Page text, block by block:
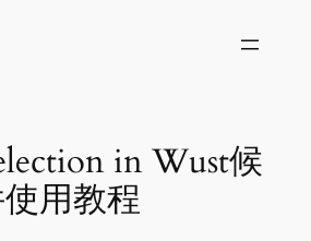
in Wust候
用教程